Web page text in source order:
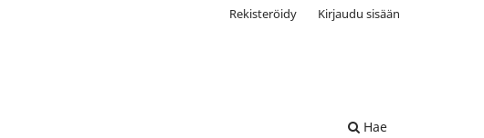
Hae
Rekisteröidy Kirjaudu sisään